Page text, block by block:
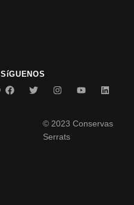
SíGUENOS
© 2023 Conservas
Serrats